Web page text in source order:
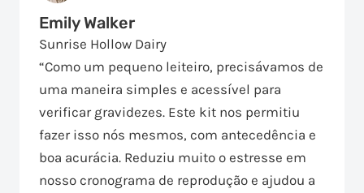
Emily Walker
Sunrise Hollow Dairy
“Como um pequeno leiteiro, precisávamos de
uma maneira simples e acessível para
verificar gravidezes. Este kit nos permitiu
fazer isso nós mesmos, com antecedência e
boa acurácia. Reduziu muito o estresse em
nosso cronograma de reprodução e ajudou a